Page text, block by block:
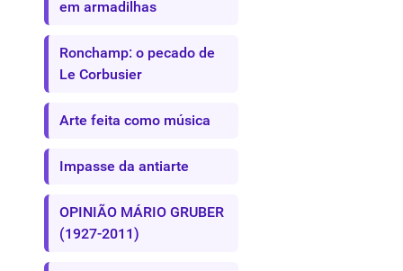
em armadilhas
Ronchamp: o pecado de
Le Corbusier
Arte feita como música
Impasse da antiarte
OPINIÃO MÁRIO GRUBER
(1927-2011)